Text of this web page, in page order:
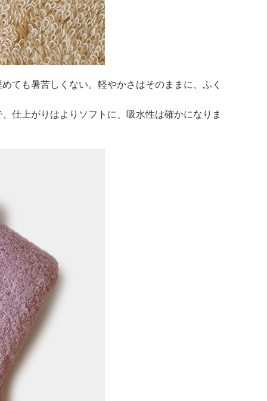
ても暑苦しくない。軽やかさはそのままに、ふく
仕上がりはよりソフトに、吸水性は確かになりま